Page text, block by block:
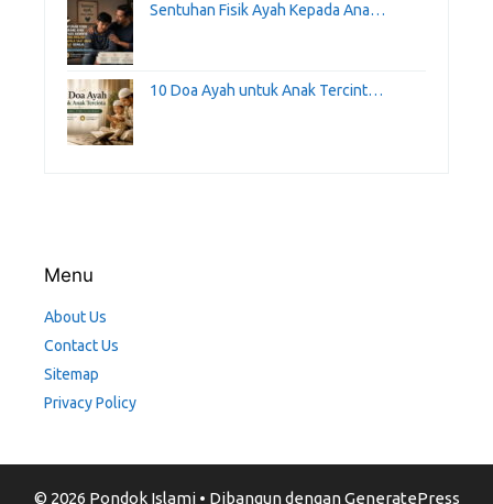
Sentuhan Fisik Ayah Kepada Ana…
10 Doa Ayah untuk Anak Tercint…
Menu
About Us
Contact Us
Sitemap
Privacy Policy
© 2026 Pondok Islami• Dibangun denganGeneratePress